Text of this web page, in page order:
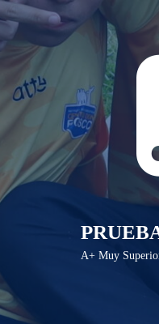
A+ Muy